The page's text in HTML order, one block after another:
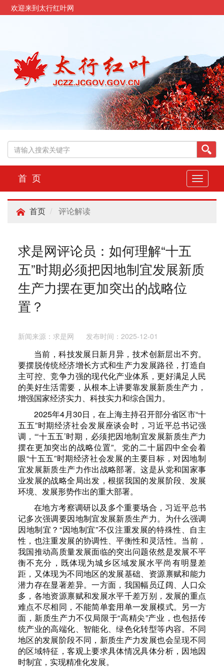
欢迎来到太行红叶网
切
换
导
首 页
首页 评论解读
求是网评论员：如何理解“十五
五”时期必须把因地制宜发展新质
生产力摆在更加突出的战略位
置？
新闻来源：求是网 发布时间：2025-12-01
当前，科技发展日新月异，技术创新层出不穷。
要摆脱传统经济增长方式和生产力发展路径，打造自
主可控、竞争力强的现代化产业体系，更好满足人民
的美好生活需要，从根本上讲要靠发展新质生产力，
增强国家经济实力、科技实力和综合国力。
2025年4月30日，在上海主持召开部分省区市“十
五五”时期经济社会发展座谈会时，习近平总书记强
调，“‘十五五’时期，必须把因地制宜发展新质生产力
摆在更加突出的战略位置”。党的二十届四中全会着
眼“十五五”时期经济社会发展的主要目标，对因地制
宜发展新质生产力作出战略部署。这是从党和国家事
业发展的战略全局出发，根据我国的发展阶段、发展
环境、发展形势作出的重大部署。
在地方考察调研以及多个重要场合，习近平总书
记多次强调要因地制宜发展新质生产力。为什么强调
因地制宜？“因地制宜”不仅注重发展的特殊性、自主
性，也注重发展的协调性、平衡性和灵活性。当前，
我国推动高质量发展面临的突出问题依然是发展不平
衡不充分，既体现为城乡区域发展水平尚有明显差
距，又体现为不同地区的发展基础、资源禀赋和能力
潜力存在显著差异。一方面，我国幅员辽阔、人口众
多，各地资源禀赋和发展水平千差万别，发展的重点
难点不尽相同，不能简单套用单一发展模式。另一方
面，新质生产力不仅局限于“高精尖”产业，也包括传
统产业的高端化、智能化、绿色化转型等内容。不同
地区的发展阶段不同，新质生产力发展也会呈现不同
的区域特征，客观上要求具体情况具体分析，因地因
时制宜，实现精准化发展。